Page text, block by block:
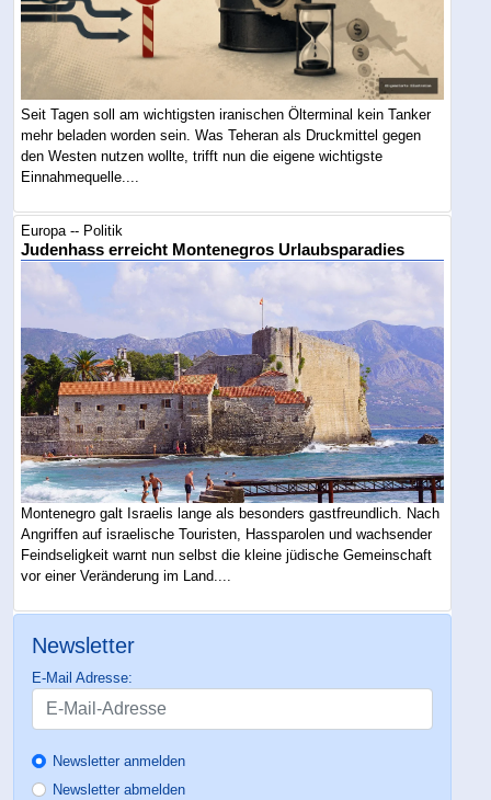
Seit Tagen soll am wichtigsten iranischen Ölterminal kein Tanker
mehr beladen worden sein. Was Teheran als Druckmittel gegen
den Westen nutzen wollte, trifft nun die eigene wichtigste
Einnahmequelle....
Europa -- Politik
Judenhass erreicht Montenegros Urlaubsparadies
Montenegro galt Israelis lange als besonders gastfreundlich. Nach
Angriffen auf israelische Touristen, Hassparolen und wachsender
Feindseligkeit warnt nun selbst die kleine jüdische Gemeinschaft
vor einer Veränderung im Land....
Newsletter
E-Mail Adresse:
Newsletter anmelden
Newsletter abmelden